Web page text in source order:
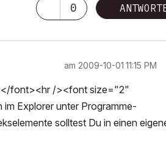
0
am ‎2009-10-01 11:15 PM
font><hr /><font size="2"
Explorer unter Programme-
solltest Du in einen